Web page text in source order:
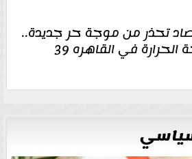
تحذر من موجة حر جديدة..
الحرارة في القاهره 39